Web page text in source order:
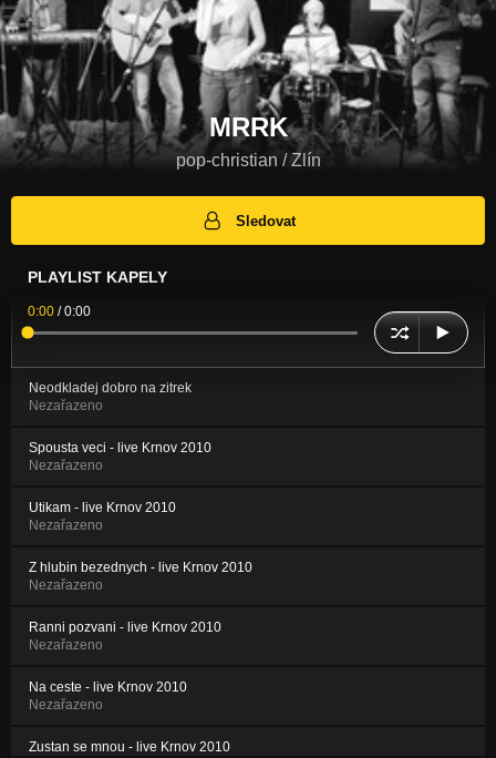
MRRK
pop-christian / Zlín
Sledovat
PLAYLIST KAPELY
0:00 /0:00
Neodkladej dobro na zitrek
Nezařazeno
Spousta veci - live Krnov 2010
Nezařazeno
Utikam - live Krnov 2010
Nezařazeno
Z hlubin bezednych - live Krnov 2010
Nezařazeno
Ranni pozvani - live Krnov 2010
Nezařazeno
Na ceste - live Krnov 2010
Nezařazeno
Zustan se mnou - live Krnov 2010